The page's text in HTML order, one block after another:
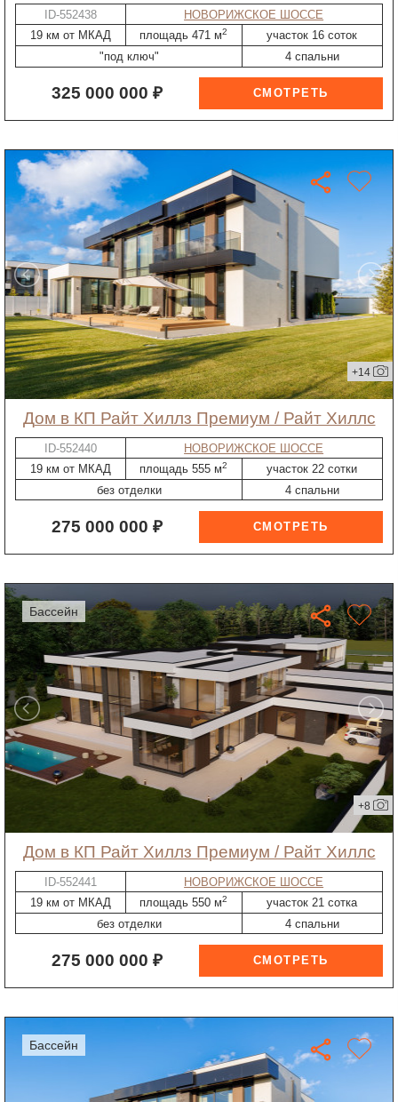
ID-552438
НОВОРИЖСКОЕ ШОССЕ
19 км от МКАД
площадь 471 м2
участок 16 соток
"под ключ"
4 спальни
325 000 000 ₽
+14
дом в КП Райт Хиллз Премиум / Райт Хиллс
ID-552440
НОВОРИЖСКОЕ ШОССЕ
19 км от МКАД
площадь 555 м2
участок 22 сотки
без отделки
4 спальни
275 000 000 ₽
бассейн
+8
дом в КП Райт Хиллз Премиум / Райт Хиллс
ID-552441
НОВОРИЖСКОЕ ШОССЕ
19 км от МКАД
площадь 550 м2
участок 21 сотка
без отделки
4 спальни
275 000 000 ₽
бассейн